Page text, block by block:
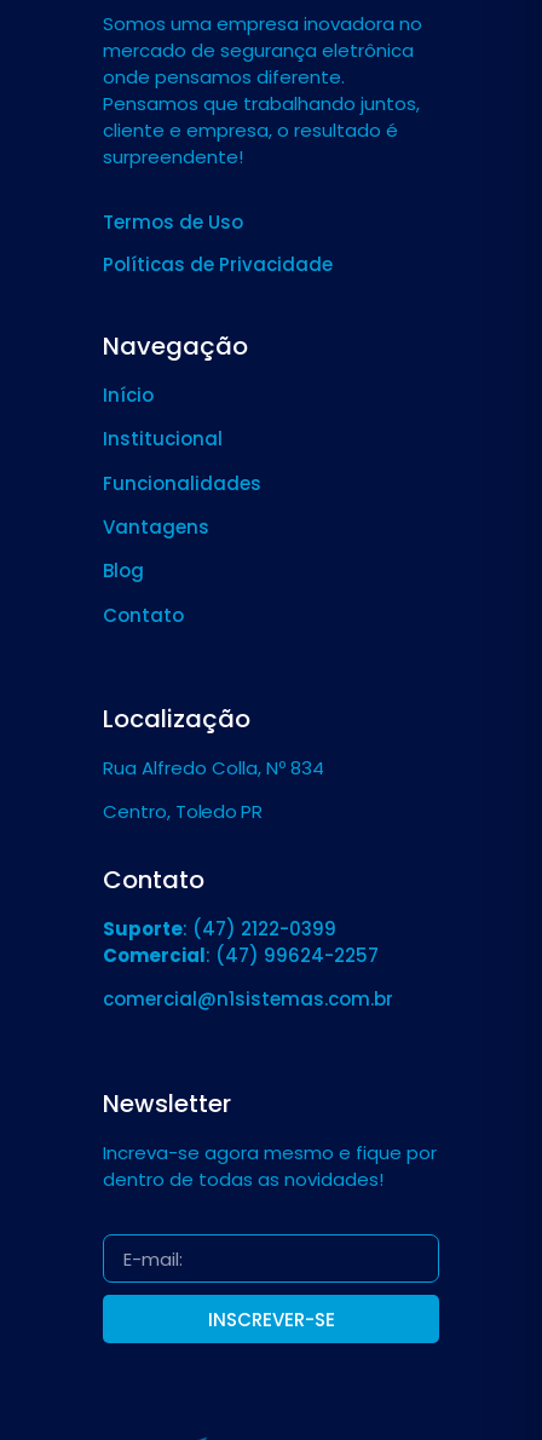
Somos uma empresa inovadora no
mercado de segurança eletrônica
onde pensamos diferente.
Pensamos que trabalhando juntos,
cliente e empresa, o resultado é
surpreendente!
Termos de Uso
Políticas de Privacidade
Navegação
Início
Institucional
Funcionalidades
Vantagens
Blog
Contato
Localização
Rua Alfredo Colla, Nº 834
Centro, Toledo PR
Contato
Suporte: (47) 2122-0399
Comercial: (47) 99624-2257
comercial@n1sistemas.com.br
Newsletter
Increva-se agora mesmo e fique por
dentro de todas as novidades!
INSCREVER-SE